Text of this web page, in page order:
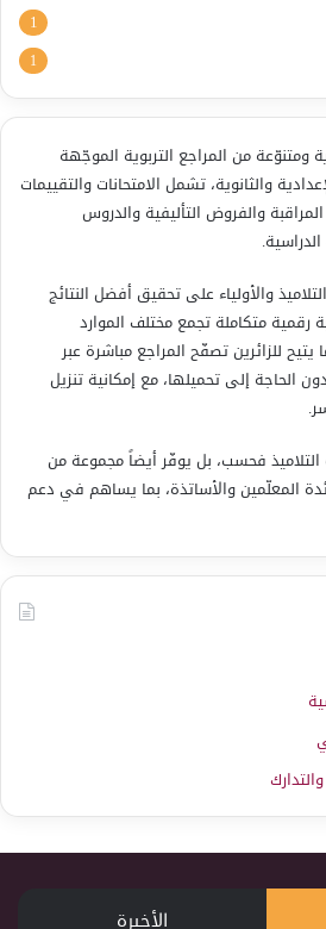
1
1
ومتنوّعة من المراجع التربوية الموجّهة
والثانوية، تشمل الامتحانات والتقييمات
والفروض التأليفية والدروس
والأولياء على تحقيق أفضل النتائج
رقمية متكاملة تجمع مختلف الموارد
للزائرين تصفّح المراجع مباشرة عبر
الحاجة إلى تحميلها، مع إمكانية تنزيل
فحسب، بل يوفّر أيضاً مجموعة من
المعلّمين والأساتذة، بما يساهم في دعم
الأخيرة